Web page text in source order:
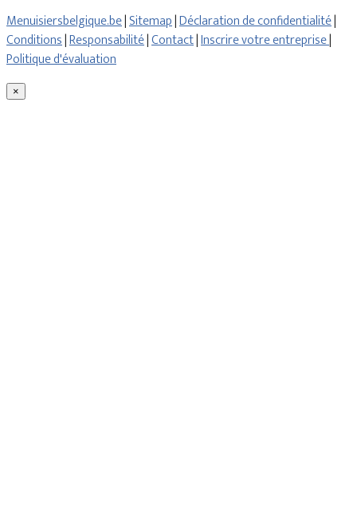
Menuisiersbelgique.be|Sitemap|Déclaration de confidentialité|
Conditions|Responsabilité|Contact|Inscrire votre entreprise|
Politique d'évaluation
×